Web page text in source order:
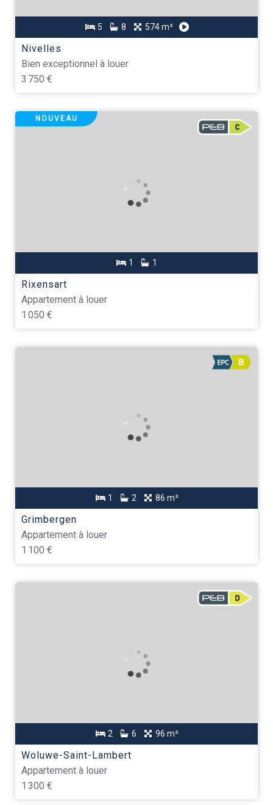
5 8 574 m²
Nivelles
Bien exceptionnel à louer
3 750 €
1 1
NOUVEAU
Rixensart
Appartement à louer
1 050 €
1 2 86 m²
Grimbergen
Appartement à louer
1 100 €
2 6 96 m²
Woluwe-Saint-Lambert
Appartement à louer
1 300 €